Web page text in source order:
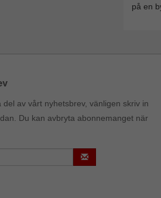
på en
del av vårt nyhetsbrev, vänligen skriv in
Du kan avbryta abonnemanget när